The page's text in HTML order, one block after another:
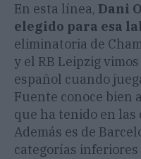
En esta línea, Dani
elegido para esa
eliminatoria de
y el RB Leipzig
español cuando
Fuente conoce bien
que ha tenido en
Además es de
categorías inferiores